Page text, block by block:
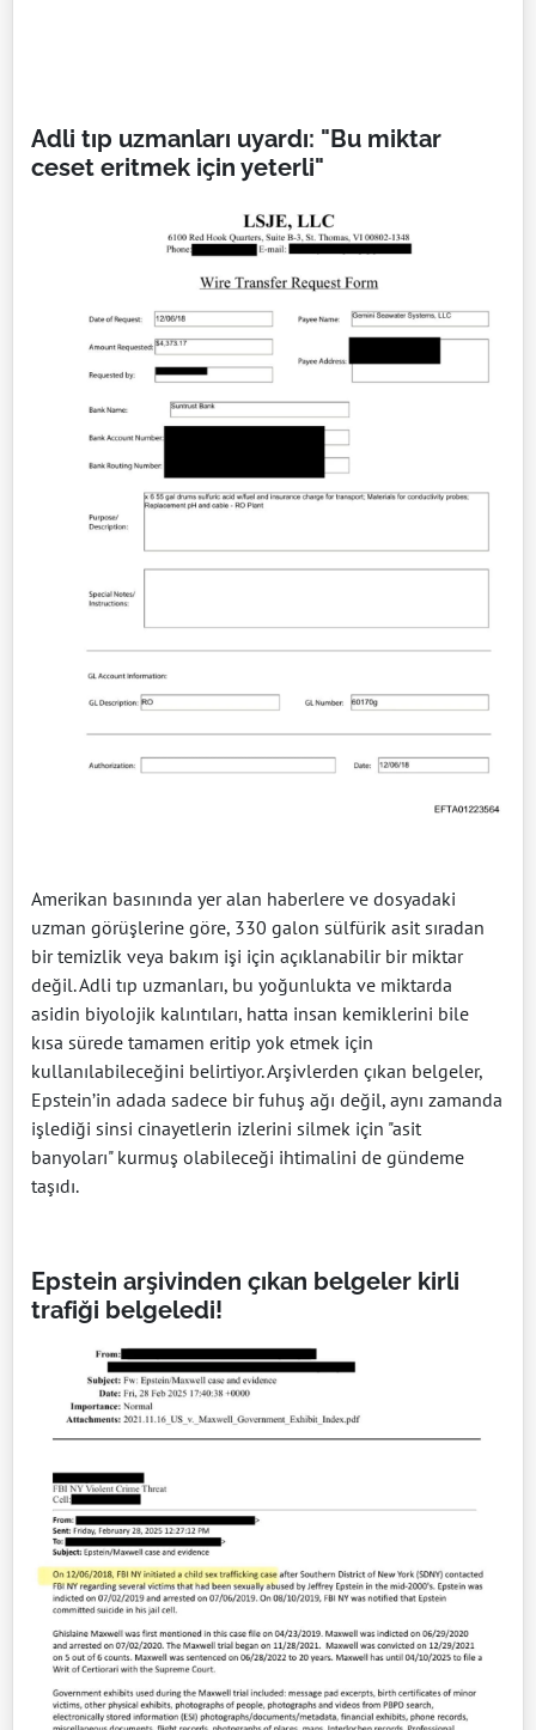
Adli tıp uzmanları uyardı: "Bu miktar
ceset eritmek için yeterli"
Amerikan basınında yer alan haberlere ve dosyadaki
uzman görüşlerine göre, 330 galon sülfürik asit sıradan
bir temizlik veya bakım işi için açıklanabilir bir miktar
değil. Adli tıp uzmanları, bu yoğunlukta ve miktarda
asidin biyolojik kalıntıları, hatta insan kemiklerini bile
kısa sürede tamamen eritip yok etmek için
kullanılabileceğini belirtiyor. Arşivlerden çıkan belgeler,
Epstein’in adada sadece bir fuhuş ağı değil, aynı zamanda
işlediği sinsi cinayetlerin izlerini silmek için "asit
banyoları" kurmuş olabileceği ihtimalini de gündeme
taşıdı.
Epstein arşivinden çıkan belgeler kirli
trafiği belgeledi!